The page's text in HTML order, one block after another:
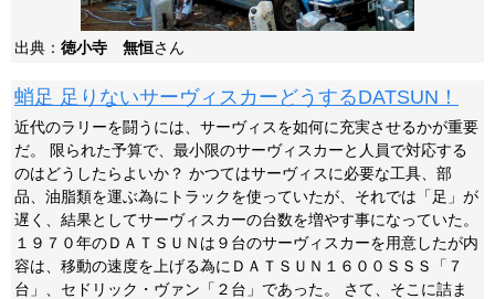
出典： 徳小寺 無恒さん
蛸足 足りないサーヴィスカーどうするDATSUN！
近代のラリーを闘うには、サーヴィスを如何に充実させるかが重要
だ。 限られた予算で、最小限のサーヴィスカーと人員で対応する
のはどうしたらよいか？ かつてはサーヴィスに必要な工具、部
品、油脂類を運ぶ為にトラックを使っていたが、それでは「足」が
遅く、結果としてサーヴィスカーの台数を増やす事になっていた。
１９７０年のＤＡＴＳＵＮは９台のサーヴィスカーを用意したが内
容は、移動の速度を上げる為にＤＡＴＳＵＮ１６００ＳＳＳ「７
台」、セドリック・ヴァン「２台」であった。 さて、そこに詰ま